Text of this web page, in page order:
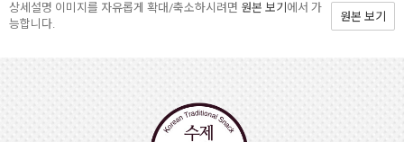
상세설명 이미지를 자유롭게 확대/축소하시려면 원본 보기 에서 가
능합니다.
원본 보기